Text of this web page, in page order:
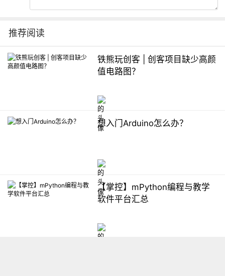
推荐阅读
铁熊玩创客 | 创客项目缺少高颜
值电路图？
想入门Arduino怎么办？
【掌控】mPython编程与教学
软件平台汇总